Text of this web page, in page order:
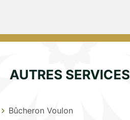
AUTRES SERVICES
Bûcheron Voulon